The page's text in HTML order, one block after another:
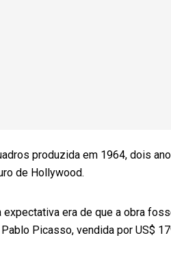
produzida em 1964, dois
de Hollywood.
expectativa era de que a obra
Picasso, vendida por US$